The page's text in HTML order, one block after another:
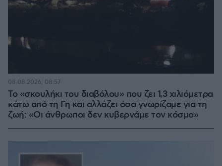
Το «σκουλήκι του διαβόλου» που ζει 1,3 χιλιόμετρα
κάτω από τη Γη και αλλάζει όσα γνωρίζαμε για τη
ζωή: «Οι άνθρωποι δεν κυβερνάμε τον κόσμο»
08.08.2026, 08:57